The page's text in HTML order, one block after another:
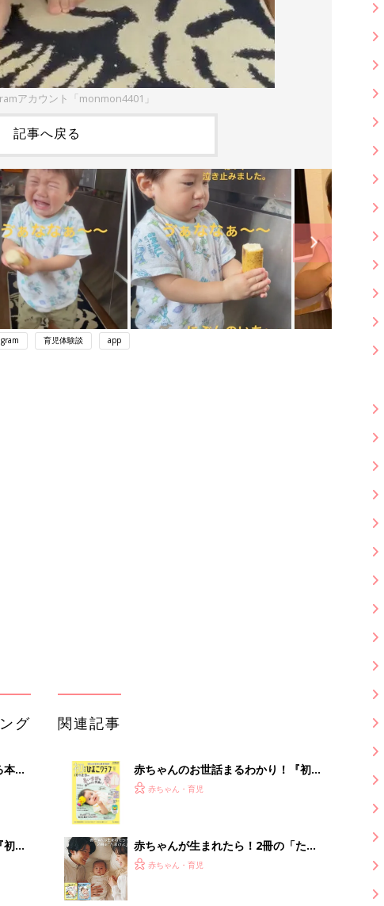
アカウント「monmon4401」
記事へ戻る
育児体験談 app
夫婦で予習する 出産の教科書